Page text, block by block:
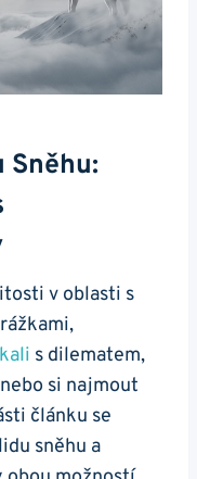
v oblasti s
s dilematem,
si najmout
článku se
sněhu a